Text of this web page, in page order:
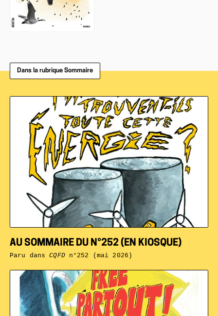
Dans la rubrique Sommaire
AU SOMMAIRE DU N°252 (EN KIOSQUE)
Paru dansCQFDn°252 (mai 2026)